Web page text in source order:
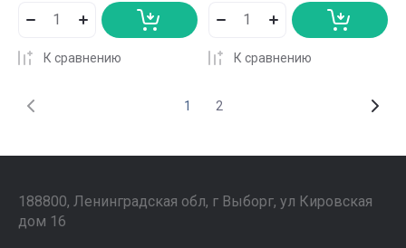
К сравнению К сравнению
1 2
188800, Ленинградская обл, г Выборг, ул Кировская
дом 16